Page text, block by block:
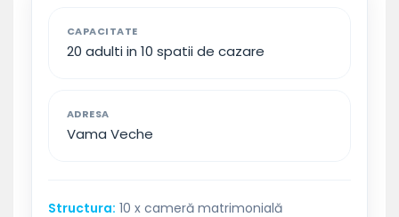
CAPACITATE
20 adulti in 10 spatii de cazare
ADRESA
Vama Veche
Structura: 10 x cameră matrimonială